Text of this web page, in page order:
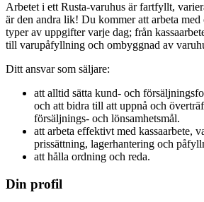
Arbetet i ett Rusta-varuhus är fartfyllt,
är den andra lik! Du kommer att arbeta
typer av uppgifter varje dag; från
till varupåfyllning och ombyggnad av
Ditt ansvar som säljare:
att alltid sätta kund- och
och att bidra till att uppnå och
försäljnings- och lönsamhetsmål.
att arbeta effektivt med kassaarbete,
prissättning, lagerhantering och
att hålla ordning och reda.
Din profil